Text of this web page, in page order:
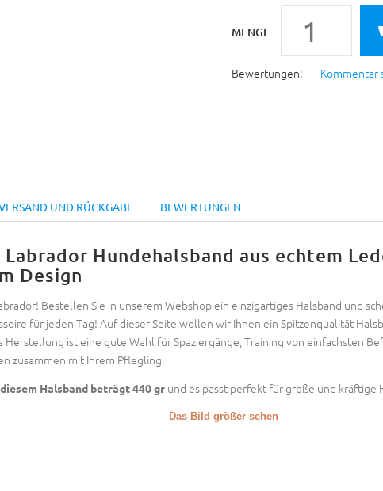
MENGE:
Bewertungen: Kommentar
UND RÜCKGABE BEWERTUNGEN
Labrador Hundehalsband aus echtem
Design
Bestellen Sie in unserem Webshop ein einzigartiges Halsband und
für jeden Tag! Auf dieser Seite wollen wir Ihnen ein Spitzenqualität
Herstellung ist eine gute Wahl für Spaziergänge, Training von einfachsten
zusammen mit Ihrem Pflegling.
Halsband beträgt 440 grund es passt perfekt für große und kräftige
Das Bild größer sehen